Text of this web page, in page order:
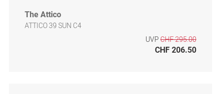
The Attico
ATTICO 39 SUN C4
UVP CHF 295.00
CHF 206.50